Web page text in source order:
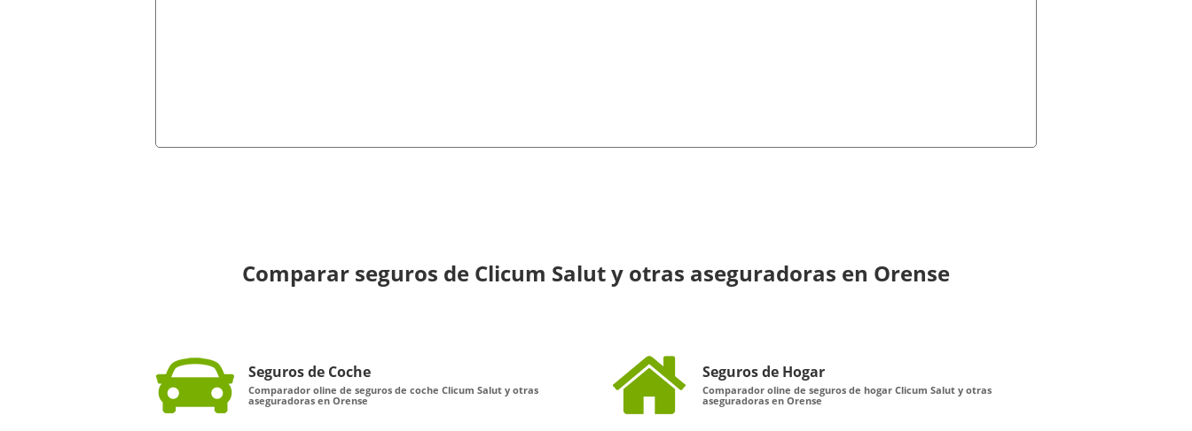
Comparar seguros de Clicum Salut y otras aseguradoras en Orense
Seguros de Coche
Comparador oline de seguros de coche Clicum Salut y otras
aseguradoras en Orense
Seguros de Hogar
Comparador oline de seguros de hogar Clicum Salut y otras
aseguradoras en Orense